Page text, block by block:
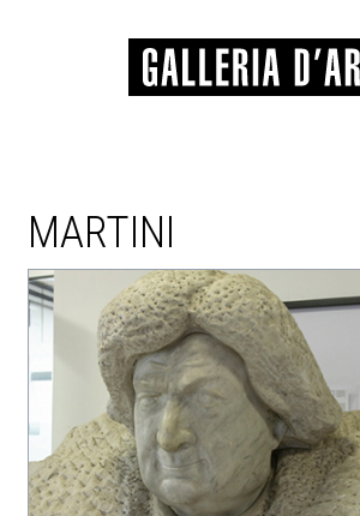
SCULTURA
STAMPA
ALTRO
MATRICI XILOGRAFICHE
FOTOGRAFIA
MARTINI